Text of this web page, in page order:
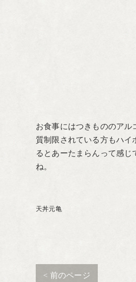
お食事にはつきもののア
質制限されている方もハ
るとあーたまらんって感
ね。
天丼元亀
< 前のページ